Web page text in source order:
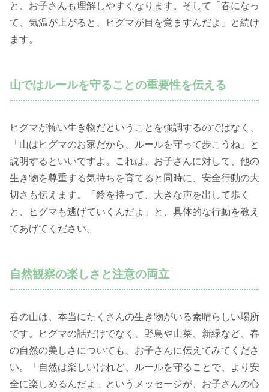
と、お子さんも理解しやすくなります。そして「春になっ
て、気温が上がると、ヒグマが目を覚ますんだよ」と続け
ます。
山ではルールを守ることの重要性を伝える
ヒグマが怖い生き物だということを強調するのではなく、
「山はヒグマのお家だから、ルールを守って歩こうね」と
説明するといいですよ。これは、お子さんに対して、他の
生き物を尊重する気持ちを育てると同時に、安全行動の大
切さも伝えます。「鈴を持って、大きな声を出して歩く
と、ヒグマも逃げていくんだよ」と、具体的な行動を教え
てあげてください。
自然観察の楽しさと注意の両立
春の山は、本当にたくさんの生き物がいる素晴らしい場所
です。ヒグマの話だけでなく、野鳥や山菜、新緑など、春
の自然の美しさについても、お子さんに伝えてみてくださ
い。「自然は楽しいけれど、ルールを守ることで、より安
全に楽しめるんだよ」というメッセージが、お子さんの心